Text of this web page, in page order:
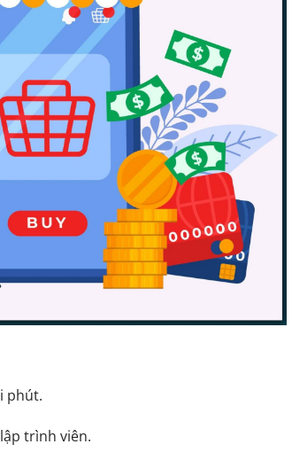
phút.
trình viên.